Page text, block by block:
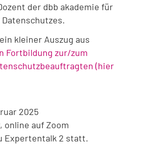
der dbb akademie für
kleiner Auszug aus
Fortbildung zur/zum
(hier
2025
online auf Zoom
Expertentalk 2 statt.